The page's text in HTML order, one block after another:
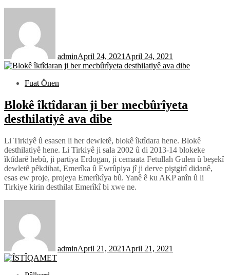
adminApril 24, 2021 April 24, 2021
Fuat Önen
Blokê îktîdaran ji ber mecbûrîyeta
desthilatiyê ava dibe
Li Tirkiyê û esasen li her dewletê, blokê îktîdara hene. Blokê
desthilatiyê hene. Li Tirkiyê ji sala 2002 û di 2013-14 blokeke
îktîdarê hebû, ji partiya Erdogan, ji cemaata Fetullah Gulen û beşekî
dewletê pêkdihat, Emerîka û Ewrûpiya jî ji derve piştgirî didanê,
esas ew proje, projeya Emerîkîya bû. Yanê ê ku AKP anîn û li
Tirkiye kirin desthilat Emerîkî bi xwe ne.
adminApril 21, 2021 April 21, 2021